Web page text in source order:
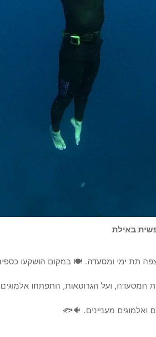
באילת
תת ימי ומסעדה. 🍽️ במקום הושקעו
ואלמוגים מעניינים. 🐠🐟